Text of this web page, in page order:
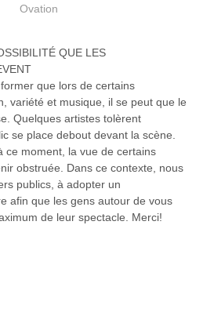
Ovation
QUE LES
que lors de certains
variété et musique, il se peut que le
Quelques artistes tolèrent
se place debout devant la scène.
ce moment, la vue de certains
obstruée. Dans ce contexte, nous
publics, à adopter un
afin que les gens autour de vous
de leur spectacle. Merci!